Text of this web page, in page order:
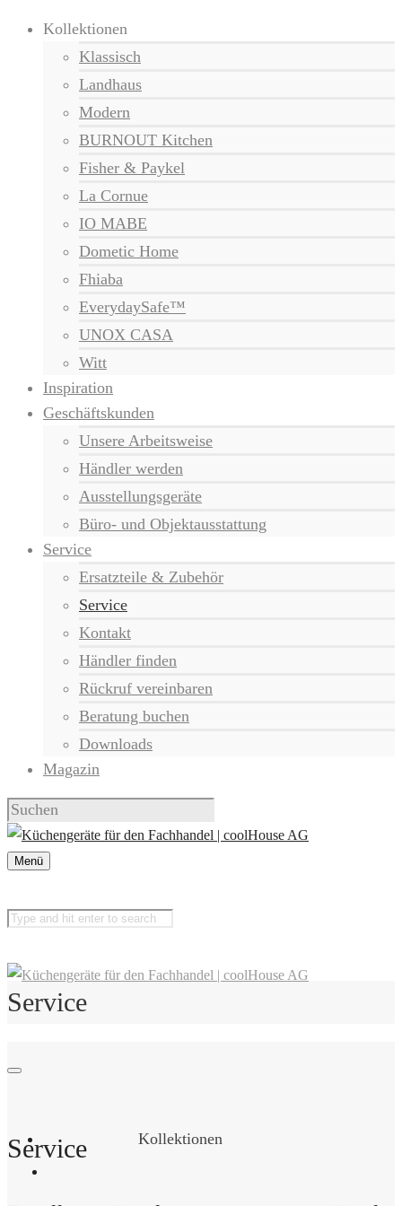
Kollektionen
Klassisch
Landhaus
Modern
BURNOUT Kitchen
Fisher & Paykel
La Cornue
IO MABE
Dometic Home
Fhiaba
EverydaySafe™
UNOX CASA
Witt
Inspiration
Geschäftskunden
Unsere Arbeitsweise
Händler werden
Ausstellungsgeräte
Büro- und Objektausstattung
Service
Ersatzteile & Zubehör
Service
Kontakt
Händler finden
Rückruf vereinbaren
Beratung buchen
Downloads
Magazin
Menü
Kollektionen
Service
Service